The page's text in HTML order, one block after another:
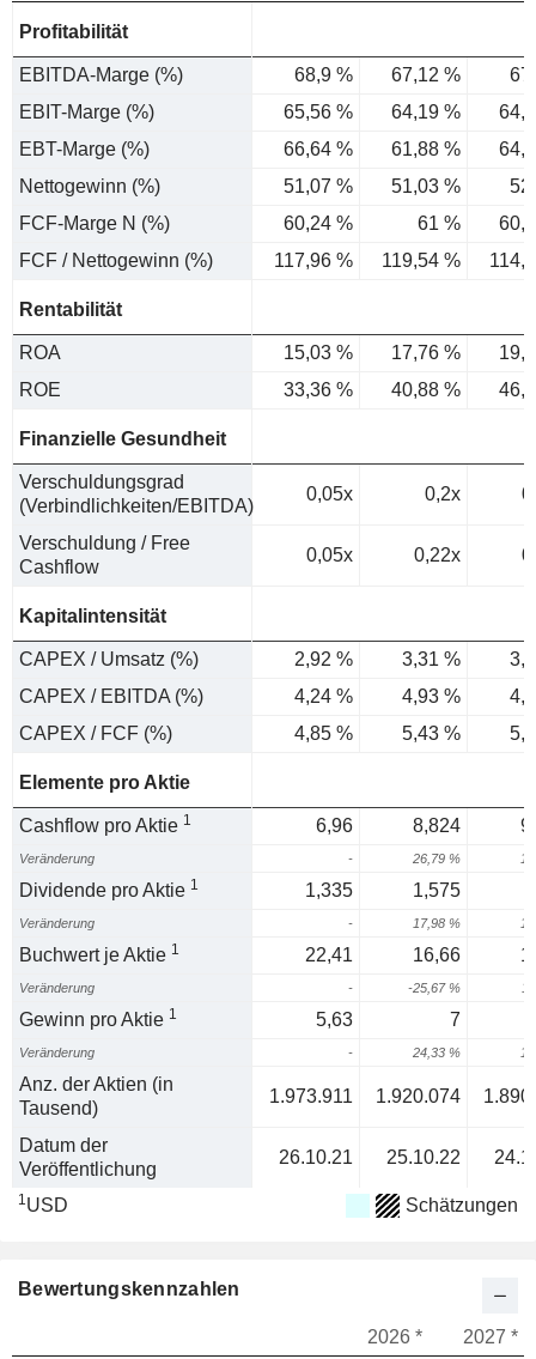
Profitabilität
EBITDA-Marge (%) 68,9 % 67,12 %
EBIT-Marge (%)
65,56 % 64,19 %
EBT-Marge (%)
66,64 % 61,88 %
Nettogewinn (%)
51,07 % 51,03 %
FCF-Marge N (%)
60,24 % 61 %
FCF / Nettogewinn (%)
117,96 % 119,54 %
Rentabilität
ROA 15,03 % 17,76 %
ROE
33,36 % 40,88 %
Finanzielle Gesundheit
Verschuldungsgrad
(Verbindlichkeiten/EBITDA)
0,05x 0,2x
Verschuldung / Free
Cashflow
0,05x 0,22x
Kapitalintensität
CAPEX / Umsatz (%) 2,92 % 3,31 %
CAPEX / EBITDA (%)
4,24 % 4,93 %
CAPEX / FCF (%)
4,85 % 5,43 %
Elemente pro Aktie
Cashflow pro Aktie 1 6,96 8,824
Veränderung - 26,79 %
Dividende pro Aktie 1 1,335 1,575
Veränderung - 17,98 %
Buchwert je Aktie 1 22,41 16,66
Veränderung - -25,67 %
Gewinn pro Aktie 1 5,63 7
Veränderung - 24,33 %
Anz. der Aktien (in
Tausend)
1.973.911 1.920.074
Datum der
Veröffentlichung
26.10.21 25.10.22
1USD Schätzungen
Bewertungskennzahlen
2026 * 2027 *